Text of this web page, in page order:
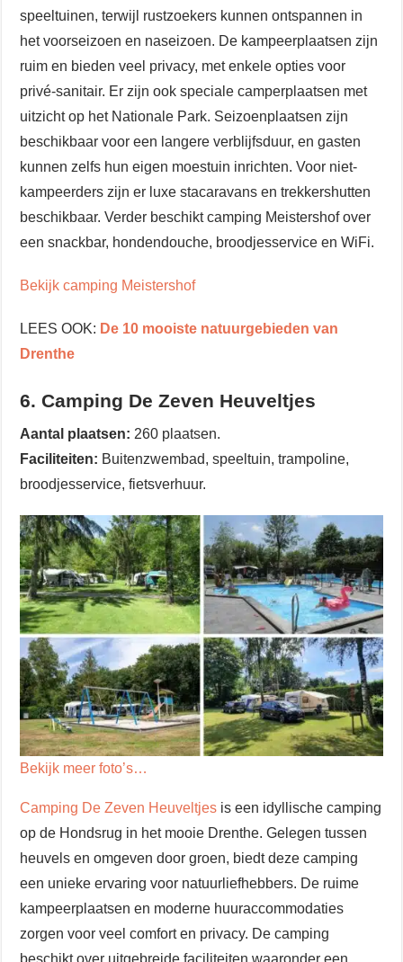
speeltuinen, terwijl rustzoekers kunnen ontspannen in
het voorseizoen en naseizoen. De kampeerplaatsen zijn
ruim en bieden veel privacy, met enkele opties voor
privé-sanitair. Er zijn ook speciale camperplaatsen met
uitzicht op het Nationale Park. Seizoenplaatsen zijn
beschikbaar voor een langere verblijfsduur, en gasten
kunnen zelfs hun eigen moestuin inrichten. Voor niet-
kampeerders zijn er luxe stacaravans en trekkershutten
beschikbaar. Verder beschikt camping Meistershof over
een snackbar, hondendouche, broodjesservice en WiFi.
Bekijk camping Meistershof
LEES OOK: De 10 mooiste natuurgebieden van
Drenthe
6. Camping De Zeven Heuveltjes
Aantal plaatsen: 260 plaatsen.
Faciliteiten: Buitenzwembad, speeltuin, trampoline,
broodjesservice, fietsverhuur.
Bekijk meer foto’s…
Camping De Zeven Heuveltjes is een idyllische camping
op de Hondsrug in het mooie Drenthe. Gelegen tussen
heuvels en omgeven door groen, biedt deze camping
een unieke ervaring voor natuurliefhebbers. De ruime
kampeerplaatsen en moderne huuraccommodaties
zorgen voor veel comfort en privacy. De camping